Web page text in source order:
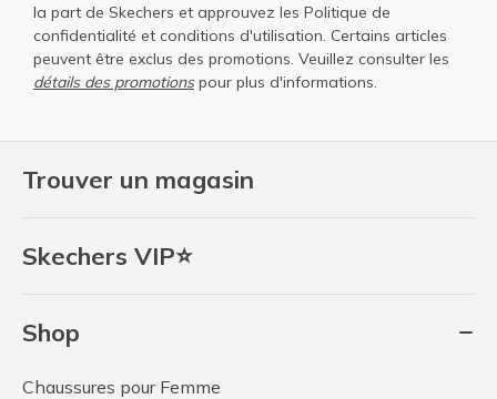
Trouver un magasin
Skechers VIP⭐
Shop
Chaussures pour Femme
la part de Skechers et approuvez les Politique de
confidentialité et conditions d'utilisation. Certains articles
peuvent être exclus des promotions. Veuillez consulter les
détails des promotionspour plus d'informations.